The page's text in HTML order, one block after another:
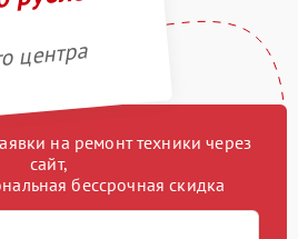
центра
на ремонт техники через
сайт,
бессрочная скидка